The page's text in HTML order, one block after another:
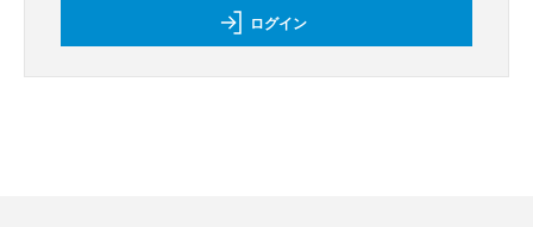
ログイン